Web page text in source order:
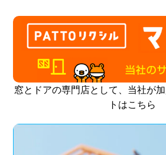
窓とドアの専門店として、当社が
トはこちら